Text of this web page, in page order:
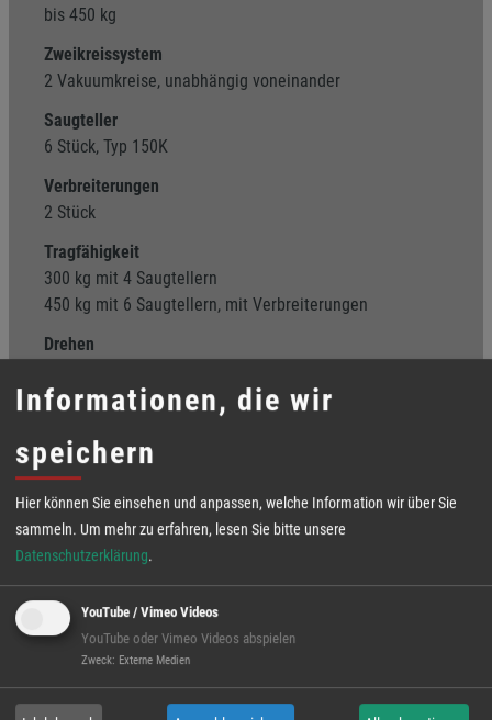
bis 450 kg
Zweikreissystem
2 Vakuumkreise, unabhängig voneinander
Saugteller
6 Stück, Typ 150K
Verbreiterungen
2 Stück
Tragfähigkeit
300 kg mit 4 Saugtellern
450 kg mit 6 Saugtellern, mit Verbreiterungen
Drehen
Schwenken
90° manuell, stufenlos, mit Senkzylinder
Energieversorgung
12 V Akku netzunabhängig mit integriertem Ladegerät
Ausstattung
Spannungsanzeige, zeigt den Akkuladezustand an
Akustisches Warnsignal bei Vakuumunterschreitung
Bedienung
Handventile, Saugen/ Lösenventile
Informationen, die wir
speichern
Hier können Sie einsehen und anpassen, welche Information wir über Sie
sammeln. Um mehr zu erfahren, lesen Sie bitte unsere
Datenschutzerklärung.
YouTube / Vimeo Videos
YouTube oder Vimeo Videos abspielen
Zweck: Externe Medien